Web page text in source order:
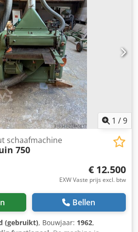
één zijde is gekantrecht. Dcodpfxot
3,5 m lang x 0,77 m breed,
met of zonder
originele rolltafels in diverse
of voor zware belasting,
vóór afkort-, kantrecht- en
arbeidstafels maken bijvoorbeeld
overname vanaf een
het doorlopen door de
van zware balken of
Er zijn ook lange
afmetingen beschikbaar. 1 /9
schaafmachine
750
€ 12.500
EXW Vaste prijs excl. btw
Bellen
(gebruikt), Bouwjaar: 1962,